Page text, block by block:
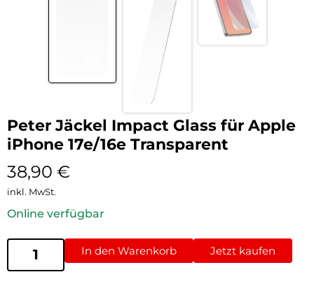
Peter Jäckel Impact Glass für Apple
iPhone 17e/16e Transparent
38,90 €
inkl. MwSt.
Online verfügbar
In den Warenkorb Jetzt kaufen